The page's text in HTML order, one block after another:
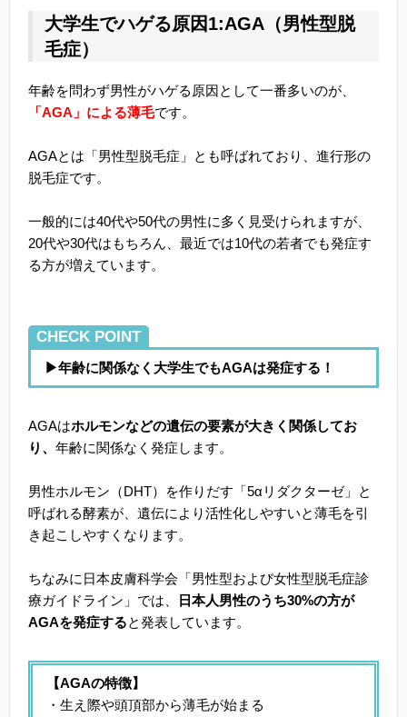
大学生でハゲる原因1:AGA（男性型脱
毛症）
年齢を問わず男性がハゲる原因として一番多いのが、
「AGA」による薄毛です。
AGAとは「男性型脱毛症」とも呼ばれており、進行形の
脱毛症です。
一般的には40代や50代の男性に多く見受けられますが、
20代や30代はもちろん、最近では10代の若者でも発症す
る方が増えています。
CHECK POINT
▶年齢に関係なく大学生でもAGAは発症する！
AGAはホルモンなどの遺伝の要素が大きく関係してお
り、 年齢に関係なく発症します。
男性ホルモン（DHT）を作りだす「5αリダクターゼ」と
呼ばれる酵素が、遺伝により活性化しやすいと薄毛を引
き起こしやすくなります。
ちなみに日本皮膚科学会「男性型および女性型脱毛症診
療ガイドライン」では、
日本人男性のうち30%の方が
AGAを発症すると発表しています。
【AGAの特徴】
・生え際や頭頂部から薄毛が始まる